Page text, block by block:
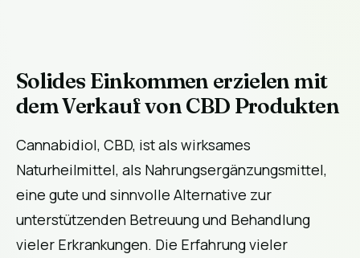
Solides Einkommen erzielen mit
dem Verkauf von CBD Produkten
Cannabidiol, CBD, ist als wirksames
Naturheilmittel, als Nahrungsergänzungsmittel,
eine gute und sinnvolle Alternative zur
unterstützenden Betreuung und Behandlung
vieler Erkrankungen. Die Erfahrung vieler